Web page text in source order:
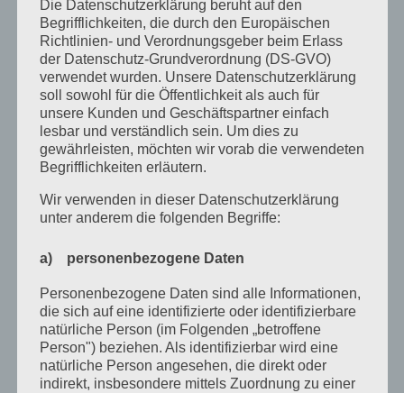
Juni 2026
März 2026
Januar 2026
Dezember 2025
April 2025
März 2025
Dezember 2024
September 2024
August 2024
Die Datenschutzerklärung beruht auf den
Begrifflichkeiten, die durch den Europäischen
Richtlinien- und Verordnungsgeber beim Erlass
der Datenschutz-Grundverordnung (DS-GVO)
verwendet wurden. Unsere Datenschutzerklärung
soll sowohl für die Öffentlichkeit als auch für
unsere Kunden und Geschäftspartner einfach
lesbar und verständlich sein. Um dies zu
gewährleisten, möchten wir vorab die verwendeten
Begrifflichkeiten erläutern.
Wir verwenden in dieser Datenschutzerklärung
unter anderem die folgenden Begriffe:
a) personenbezogene Daten
Personenbezogene Daten sind alle Informationen,
die sich auf eine identifizierte oder identifizierbare
natürliche Person (im Folgenden „betroffene
Person") beziehen. Als identifizierbar wird eine
natürliche Person angesehen, die direkt oder
indirekt, insbesondere mittels Zuordnung zu einer